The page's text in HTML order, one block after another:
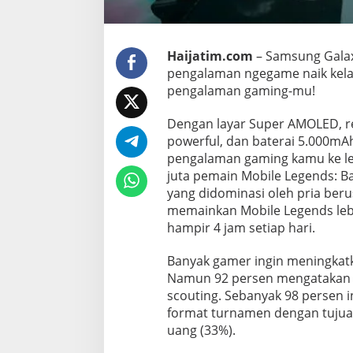
e
g
a
l
a
a
n
N
g
e
-
G
m
m
u
N
i
k
Haijatim.com – Samsung
pengalaman ngegame naik
pengalaman gaming-mu!
Dengan layar Super
powerful, dan baterai
pengalaman gaming kamu ke
juta pemain Mobile Legends:
yang didominasi oleh pria
memainkan Mobile Legends
hampir 4 jam setiap hari.
Banyak gamer ingin
Namun 92 persen
scouting. Sebanyak 98
format turnamen dengan
uang (33%).